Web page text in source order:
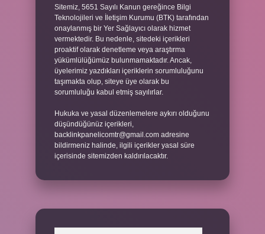
Sitemiz, 5651 Sayılı Kanun gereğince Bilgi
Teknolojileri ve İletişim Kurumu (BTK) tarafından
onaylanmış bir Yer Sağlayıcı olarak hizmet
vermektedir. Bu nedenle, sitedeki içerikleri
proaktif olarak denetleme veya araştırma
yükümlülüğümüz bulunmamaktadır. Ancak,
üyelerimiz yazdıkları içeriklerin sorumluluğunu
taşımakta olup, siteye üye olarak bu
sorumluluğu kabul etmiş sayılırlar.
Hukuka ve yasal düzenlemelere aykırı olduğunu
düşündüğünüz içerikleri,
backlinkpanelicomtr@gmail.com adresine
bildirmeniz halinde, ilgili içerikler yasal süre
içerisinde sitemizden kaldırılacaktır.